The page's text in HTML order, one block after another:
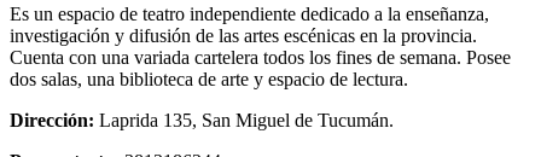
Es un espacio de teatro independiente dedicado a la enseñanza,
investigación y difusión de las artes escénicas en la provincia.
Cuenta con una variada cartelera todos los fines de semana. Posee
dos salas, una biblioteca de arte y espacio de lectura.
Dirección: Laprida 135, San Miguel de Tucumán.